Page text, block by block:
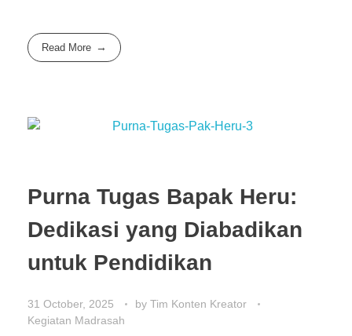
Read More
Purna Tugas Bapak Heru:
Dedikasi yang Diabadikan
untuk Pendidikan
31 October, 2025 by Tim Konten Kreator
Kegiatan Madrasah